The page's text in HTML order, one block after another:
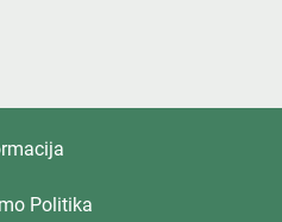
Politika